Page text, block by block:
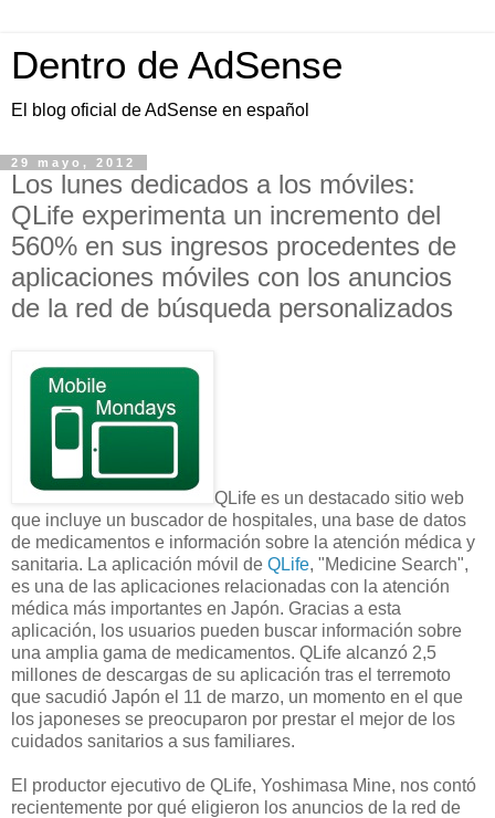
Dentro de AdSense
El blog oficial de AdSense en español
29 mayo, 2012
Los lunes dedicados a los móviles:
QLife experimenta un incremento del
560% en sus ingresos procedentes de
aplicaciones móviles con los anuncios
de la red de búsqueda personalizados
QLife es un destacado sitio web
que incluye un buscador de hospitales, una base de datos
de medicamentos e información sobre la atención médica y
sanitaria. La aplicación móvil de QLife, "Medicine Search",
es una de las aplicaciones relacionadas con la atención
médica más importantes en Japón. Gracias a esta
aplicación, los usuarios pueden buscar información sobre
una amplia gama de medicamentos. QLife alcanzó 2,5
millones de descargas de su aplicación tras el terremoto
que sacudió Japón el 11 de marzo, un momento en el que
los japoneses se preocuparon por prestar el mejor de los
cuidados sanitarios a sus familiares.
El productor ejecutivo de QLife, Yoshimasa Mine, nos contó
recientemente por qué eligieron los anuncios de la red de